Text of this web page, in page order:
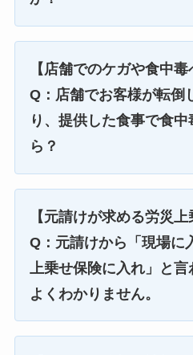
【店舗でのケガや食中毒
Q：店舗でお客様が転倒
り、提供した食事で食
ら？
【元請けが求める労災上
Q：元請けから「現場に
上乗せ保険に入れ」と言
よくわかりません。